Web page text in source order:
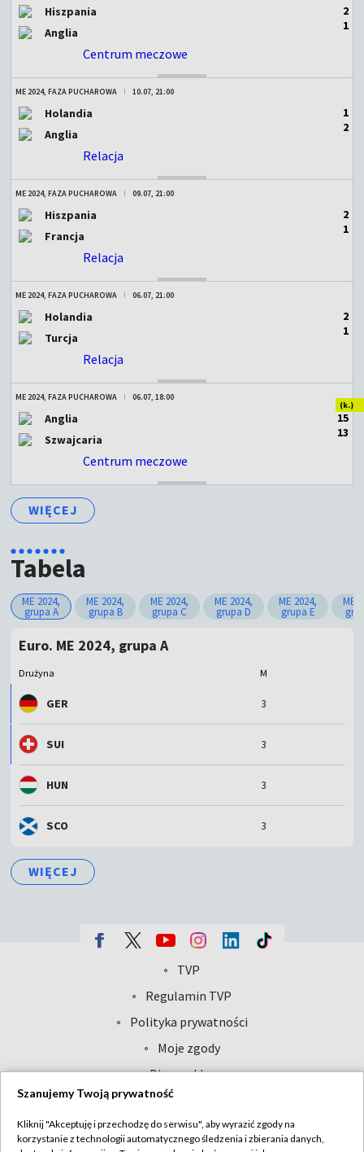
Hiszpania
Anglia
2
1
Centrum meczowe
ME 2024, FAZA PUCHAROWA 10.07, 21:00
Holandia
Anglia
1
2
Relacja
ME 2024, FAZA PUCHAROWA 09.07, 21:00
Hiszpania
Francja
2
1
Relacja
ME 2024, FAZA PUCHAROWA 06.07, 21:00
Holandia
Turcja
2
1
Relacja
ME 2024, FAZA PUCHAROWA 06.07, 18:00
Anglia
Szwajcaria
1
1
(k.)
5
3
Centrum meczowe
WIĘCEJ
Tabela
ME 2024,
grupa A
ME 2024,
grupa B
ME 2024,
grupa C
ME 2024,
grupa D
ME 2024,
grupa E
ME
Euro. ME 2024, grupa A
Drużyna M
GER 3
SUI 3
HUN 3
SCO 3
WIĘCEJ
TVP
Abonament TVP
Sklep TVP
Biuro Reklamy
Oferta Handlowa
Telegazeta ogłoszenia
Emisja w TVP
Regulamin TVP
Polityka prywatności
Moje zgody
Biuro reklamy
Kontakt
Szanujemy Twoją prywatność
Kliknij "Akceptuję i przechodzę do serwisu", aby wyrazić zgody na
korzystanie z technologii automatycznego śledzenia i zbierania danych,